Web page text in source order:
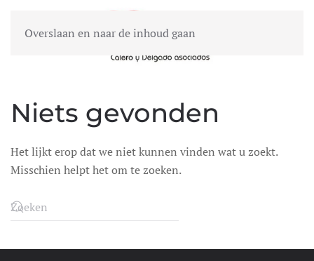
Overslaan en naar de inhoud gaan
MENU
Niets gevonden
Het lijkt erop dat we niet kunnen vinden wat u zoekt.
Misschien helpt het om te zoeken.